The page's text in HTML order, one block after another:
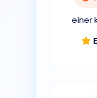
einer